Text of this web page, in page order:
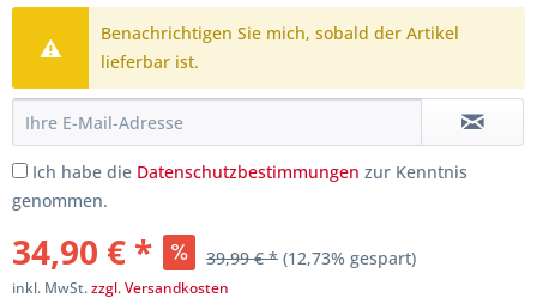
Benachrichtigen Sie mich, sobald der Artikel
lieferbar ist.
Ich habe die Datenschutzbestimmungen zur Kenntnis
genommen.
34,90 € * 39,99 € * (12,73% gespart)
inkl. MwSt.zzgl. Versandkosten